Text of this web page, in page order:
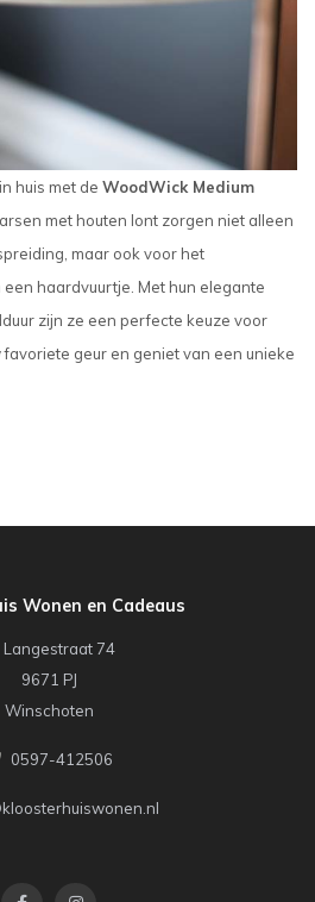
huis met de WoodWick Medium
met houten lont zorgen niet alleen
maar ook voor het
haardvuurtje. Met hun elegante
zijn ze een perfecte keuze voor
geur en geniet van een unieke
Wonen en Cadeaus
Langestraat 74
9671 PJ
Winschoten
0597-412506